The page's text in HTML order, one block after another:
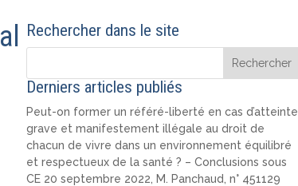
Rechercher dans le site
Derniers articles publiés
Peut-on former un référé-liberté en cas d’atteinte
grave et manifestement illégale au droit de
chacun de vivre dans un environnement équilibré
et respectueux de la santé ? – Conclusions sous
CE 20 septembre 2022, M. Panchaud, n° 451129